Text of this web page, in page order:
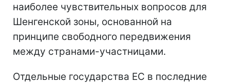
наиболее чувствительных вопросов для
Шенгенской зоны, основанной на
принципе свободного передвижения
между странами-участницами.
Отдельные государства ЕС в последние